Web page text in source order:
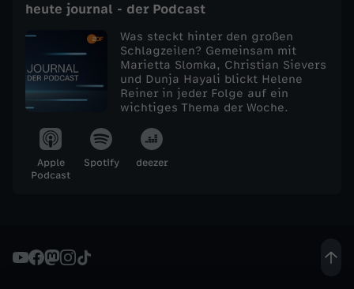
t
e
j
o
u
n
heute journal - der Podcast
Was steckt hinter den großen
Schlagzeilen? Gemeinsam mit
Marietta Slomka, Christian Sievers
und Dunja Hayali blickt Helene
Reiner in jeder Folge auf ein
wichtiges Thema der Woche.
Apple
Podcast
Spotify deezer